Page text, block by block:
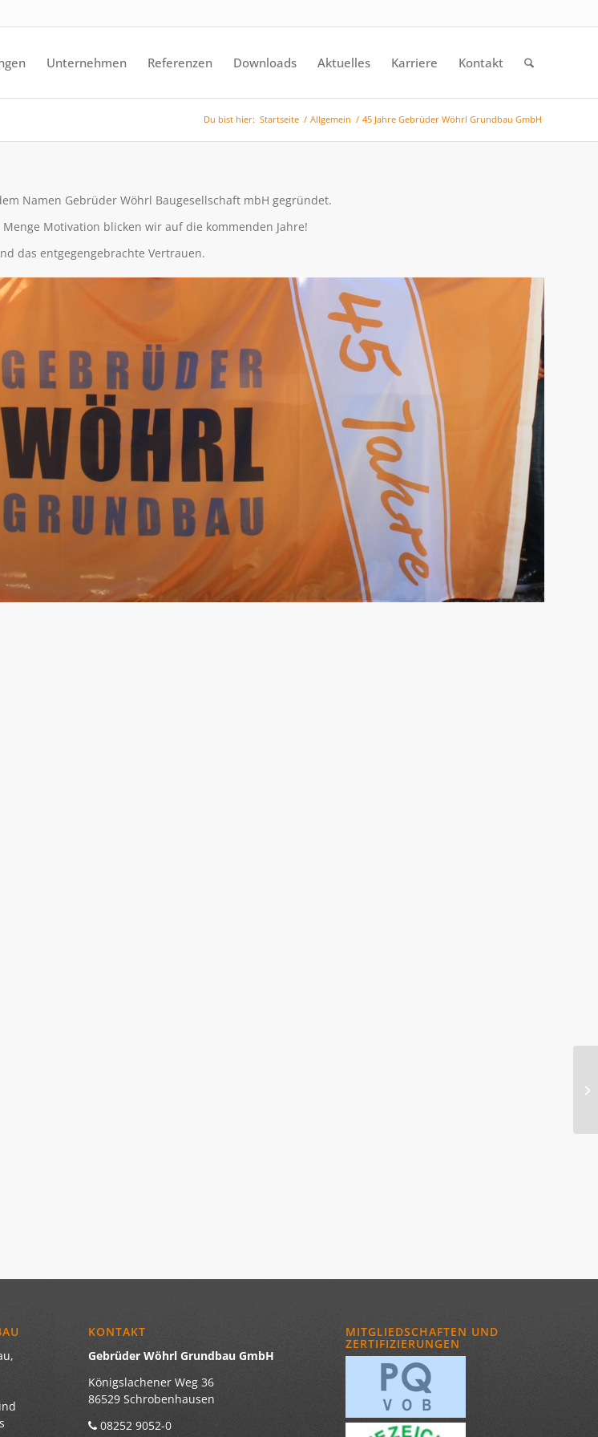
Unternehmen Referenzen Downloads Aktuelles Karriere Kontakt
Du bist hier: Startseite / Allgemein / 45 Jahre Gebrüder Wöhrl Grundbau GmbH
Namen Gebrüder Wöhrl Baugesellschaft mbH gegründet.
Motivation blicken wir auf die kommenden Jahre!
das entgegengebrachte Vertrauen.
KONTAKT
Gebrüder Wöhrl Grundbau GmbH
Königslachener Weg 36
86529 Schrobenhausen
08252 9052-0
MITGLIEDSCHAFTEN UND
ZERTIFIZIERUNGEN